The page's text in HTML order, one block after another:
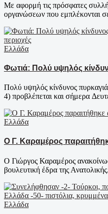
Με αφορμή τις πρόσφατες
οργανώσεων που εμπλέκονται
Ελλάδα
Φωτιά: Πολύ υψηλός
Πολύ υψηλός κίνδυνος
4) προβλέπεται και σήμερα
Ελλάδα
Ο Γ. Καραμέρος
Ο Γιώργος Καραμέρος
βουλευτική έδρα της
Ελλάδα